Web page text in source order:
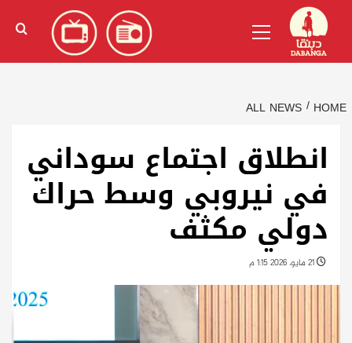
content
الإنجليزية)
Menu
HOME
ALL NEWS
انطلاق اجتماع سوداني
في نيروبي وسط حراك
دولي مكثف